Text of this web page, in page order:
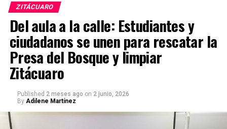
ZITÁCUARO
Del aula a la calle: Estudiantes y
ciudadanos se unen para rescatar la
Presa del Bosque y limpiar
Zitácuaro
Published 2 meses ago on 2 junio, 2026
By Adilene Martínez